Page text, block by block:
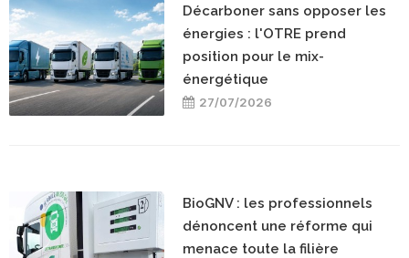
Décarboner sans opposer les
énergies : l'OTRE prend
position pour le mix-
énergétique
27/07/2026
BioGNV : les professionnels
dénoncent une réforme qui
menace toute la filière